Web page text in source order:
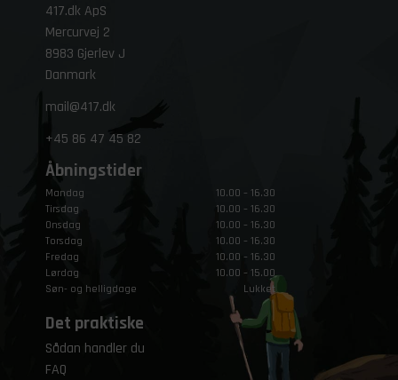
417.dk ApS
Mercurvej 2
8983 Gjerlev J
Danmark
mail@417.dk
+45 86 47 45 82
Åbningstider
Mandag
10.00 – 16.30
Tirsdag
10.00 – 16.30
Onsdag
10.00 – 16.30
Torsdag
10.00 – 16.30
Fredag
10.00 – 16.30
Lørdag
10.00 – 15.00
Søn- og helligdage
Lukket
Det praktiske
Sådan handler du
FAQ